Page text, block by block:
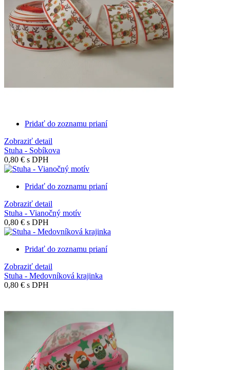
Pridať do zoznamu prianí
Zobraziť detail
Stuha - Sobíkova
0,80 € s DPH
Pridať do zoznamu prianí
Zobraziť detail
Stuha - Vianočný motív
0,80 € s DPH
Pridať do zoznamu prianí
Zobraziť detail
Stuha - Medovníková krajinka
0,80 € s DPH